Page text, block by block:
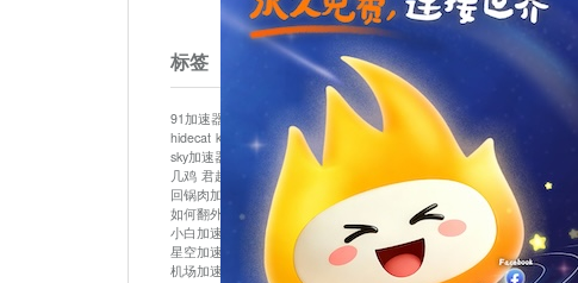
标签
91加速器 bluelayer加速器
clash节点
hidecat kuai500 panda加速器
plex加速器
sky加速器
telegram加速器 中信加速器
云梯加速器
几鸡 君越加速器 哔咔漫画加速器
唐师傅加速器
回锅肉加速器
坚果加速器 壹点加速器
如何翻外墙网站 小哈vp加速器
小火箭加速器
小白加速器
布谷vp加速器 心阶云 快连
星空加速器
最新版clash安卓下载
月光加速器
机场加速器
松果云 极快加速器
梯子加速器